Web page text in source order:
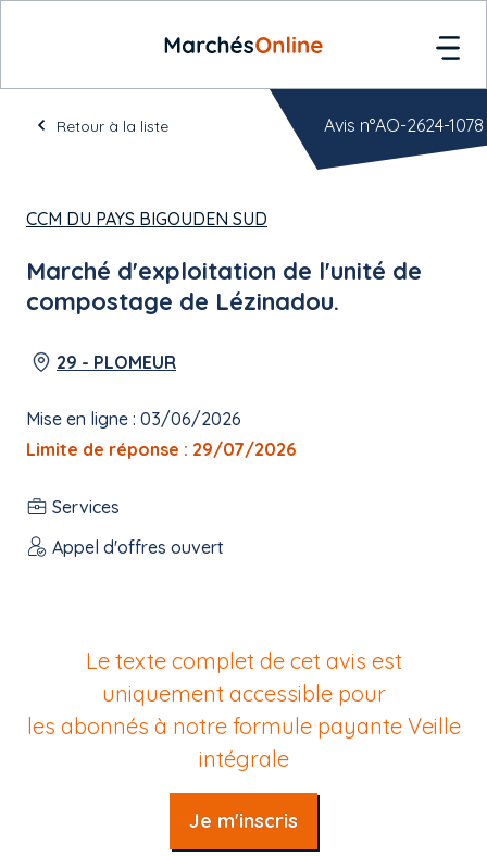
Retour à la liste
CCM DU PAYS BIGOUDEN SUD
Marché d'exploitation de l'unité de
compostage de Lézinadou.
29 - PLOMEUR
Mise en ligne : 03/06/2026
Limite de réponse : 29/07/2026
Services
Appel d'offres ouvert
Avis n°AO-2624-1078
Le texte complet de cet avis est
uniquement accessible pour
les abonnés à notre formule payante Veille
intégrale
Je m'inscris